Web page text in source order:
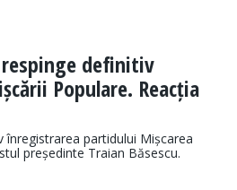
respinge definitiv
Populare. Reacția
înregistrarea partidului Mișcarea
președinte Traian Băsescu.